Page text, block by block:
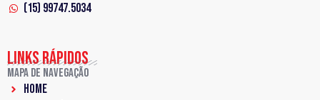
(15) 99747.5034
LINKS RÁPIDOS
Mapa de Navegação
Home